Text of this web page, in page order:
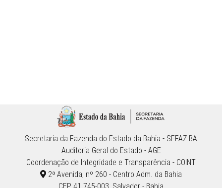
Secretaria da Fazenda do Estado da Bahia - SEFAZ BA
Auditoria Geral do Estado - AGE
Coordenação de Integridade e Transparência - COINT
2ª Avenida, nº 260 - Centro Adm. da Bahia